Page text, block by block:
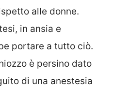
alle donne.
in ansia e
portare a tutto ciò.
è persino dato
di una anestesia